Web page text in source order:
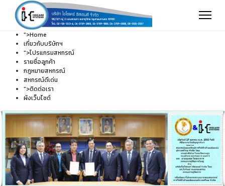
">Home
เกี่ยวกับบริษัทฯ
">โปรแกรมสหกรณ์
รายชื่อลูกค้า
กฎหมายสหกรณ์
สหกรณ์ดีเด่น
">ติดต่อเรา
ผังเว็บไซต์